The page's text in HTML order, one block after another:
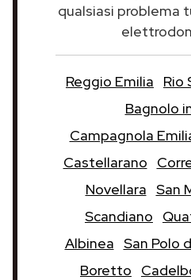
qualsiasi problema
Reggio Emilia Rio
Bagnolo
Campagnola
Castellarano
Novellara San
Scandiano
Albinea San Polo
Boretto